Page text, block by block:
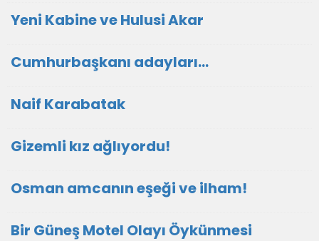
Yeni Kabine ve Hulusi Akar
Cumhurbaşkanı adayları…
Naif Karabatak
Gizemli kız ağlıyordu!
Osman amcanın eşeği ve ilham!
Bir Güneş Motel Olayı Öykünmesi